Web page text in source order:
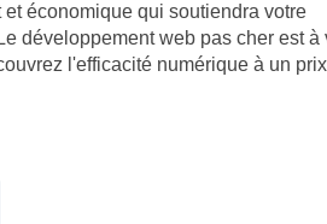
économique qui soutiendra votre
développement web pas cher est à
l'efficacité numérique à un prix